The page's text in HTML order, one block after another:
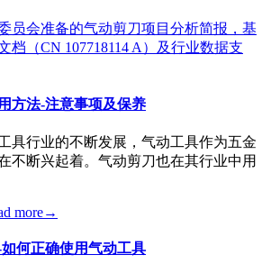
员会准备的气动剪刀项目分析简报，基
档（CN 107718114 A）及行业数据支
方法-注意事项及保养
具行业的不断发展，气动工具作为五金
不断兴起着。气动剪刀也在其行业中用
more→
何正确使用气动工具